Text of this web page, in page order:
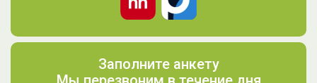
Заполните анкету